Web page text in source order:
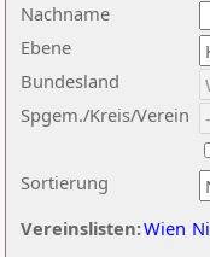
Nachname
Ebene
Sortierung
Bundesland
Spgem./Kreis/Verein
Vereinslisten:Wien